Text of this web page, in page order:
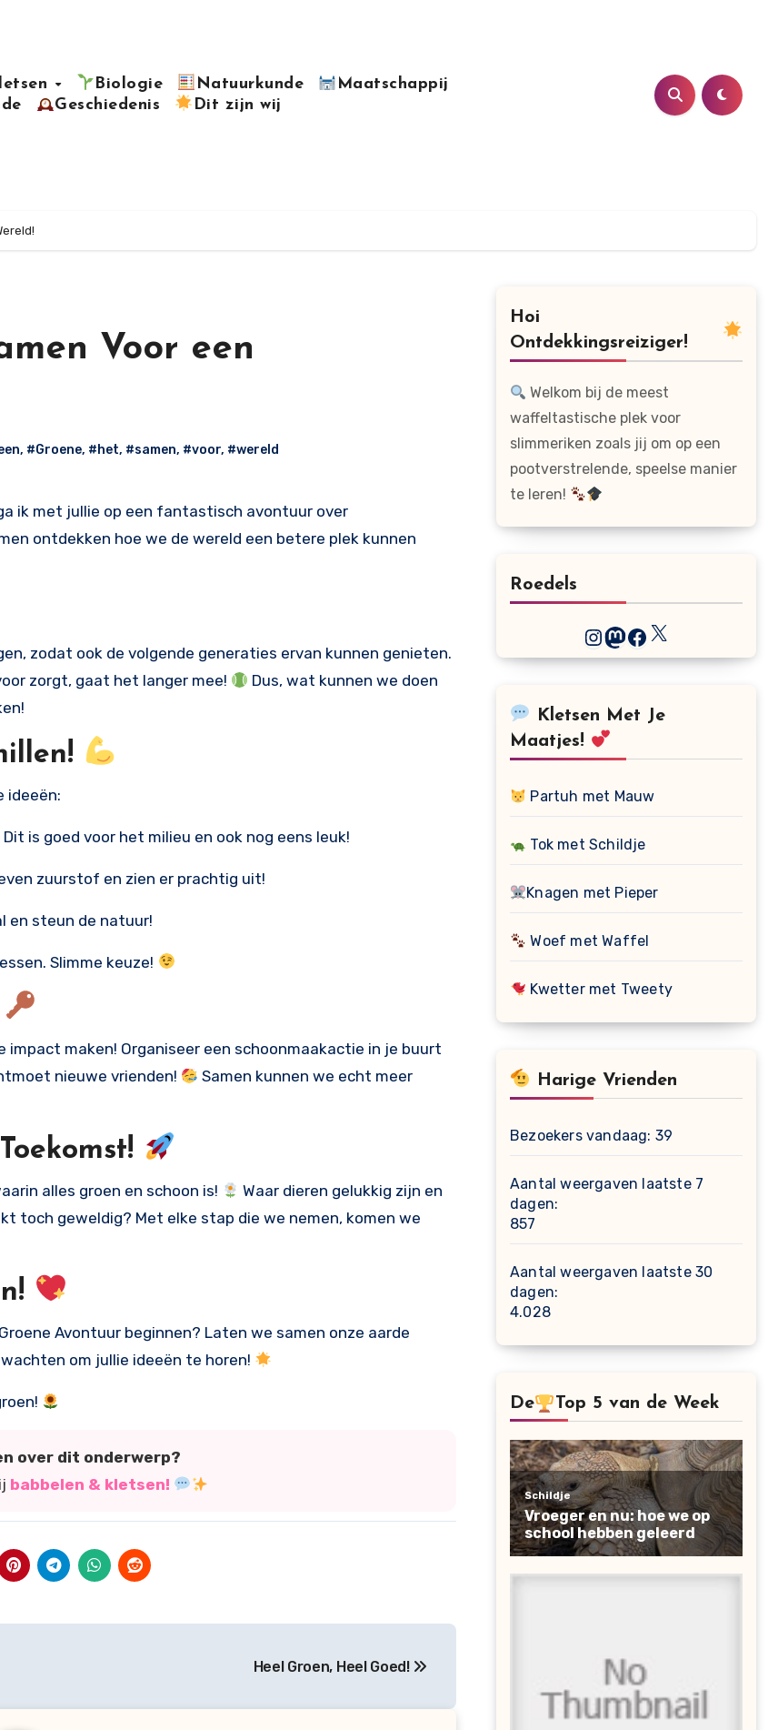
Biologie Natuurkunde
Maatschappij
Geschiedenis Dit zijn wij
Voor een
, #Groene, #het, #samen, #voor, #wereld
ik met jullie op een fantastisch avontuur over
ontdekken hoe we de wereld een betere plek kunnen
zodat ook de volgende generaties ervan kunnen genieten.
zorgt, gaat het langer mee!
Dus, wat kunnen we doen
ideeën:
is goed voor het milieu en ook nog eens leuk!
zuurstof en zien er prachtig uit!
en steun de natuur!
Slimme keuze!
maken! Organiseer een schoonmaakactie in je buurt
nieuwe vrienden!
Samen kunnen we echt meer
alles groen en schoon is!
Waar dieren gelukkig zijn en
toch geweldig? Met elke stap die we nemen, komen we
Avontuur beginnen? Laten we samen onze aarde
om jullie ideeën te horen!
over dit onderwerp?
babbelen & kletsen!
Heel Groen, Heel Goed!
Hoi
Ontdekkingsreiziger!
Welkom bij de meest
waffeltastische plek voor
slimmeriken zoals jij om op een
pootverstrelende, speelse manier
te leren!
Roedels
Instagram
Mastodon
Facebook
X
Kletsen Met Je
Maatjes!
Partuh met Mauw
Tok met Schildje
Knagen met Pieper
Woef met Waffel
Kwetter met Tweety
Harige Vrienden
Bezoekers vandaag: 39
Aantal weergaven laatste 7
dagen:
857
Aantal weergaven laatste 30
dagen:
4.028
De Top 5 van de Week